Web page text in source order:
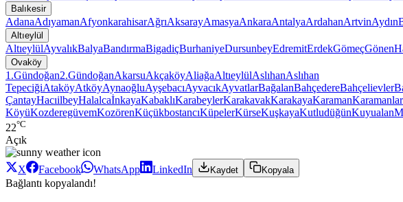
Balıkesir
AdanaAdıyamanAfyonkarahisarAğrıAksarayAmasyaAnkaraAntalyaArdahanArtvinAydın
Altıeylül
AltıeylülAyvalıkBalyaBandırmaBigadiçBurhaniyeDursunbeyEdremitErdekGömeçGönen
Ovaköy
1.Gündoğan2.GündoğanAkarsuAkçaköyAliağaAltıeylülAslıhanAslıhan
TepeciğiAtaköyAtköyAynaoğluAyşebacıAyvacıkAyvatlarBağalanBahçedereBahçelievler
ÇantayHacıilbeyHalalcaİnkayaKabaklıKarabeylerKarakavakKarakayaKaramanKaramanlar
KöyüKozderegüvemKozörenKüçükbostancıKüpelerKürseKuşkayaKutludüğünKuyualan
22°C
Açık
X Facebook WhatsApp LinkedIn Kaydet Kopyala
Bağlantı kopyalandı!